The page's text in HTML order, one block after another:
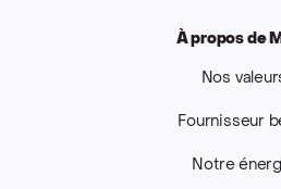
À propos de
Nos
Fournisseur
Notre